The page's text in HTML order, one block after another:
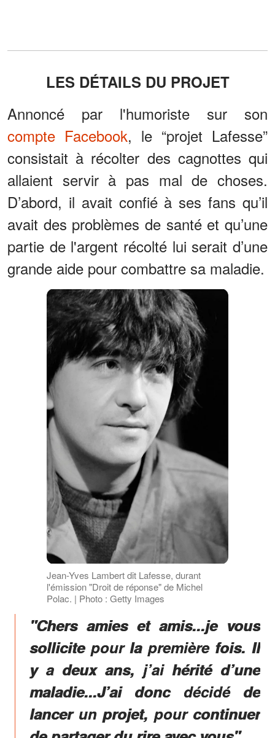
LES DÉTAILS DU PROJET
Annoncé par l'humoriste sur son
compte Facebook, le “projet Lafesse”
consistait à récolter des cagnottes qui
allaient servir à pas mal de choses.
D’abord, il avait confié à ses fans qu’il
avait des problèmes de santé et qu’une
partie de l'argent récolté lui serait d’une
grande aide pour combattre sa maladie.
Jean-Yves Lambert dit Lafesse, durant
l'émission "Droit de réponse" de Michel
Polac. | Photo : Getty Images
"Chers amies et amis...je vous
sollicite pour la première fois. Il
y a deux ans, j’ai hérité d’une
maladie...J’ai donc décidé de
lancer un projet, pour continuer